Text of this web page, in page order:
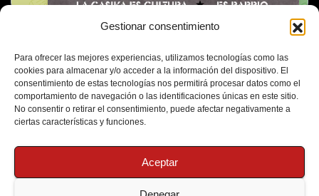
Gestionar consentimiento
Para ofrecer las mejores experiencias, utilizamos tecnologías como las
cookies para almacenar y/o acceder a la información del dispositivo. El
consentimiento de estas tecnologías nos permitirá procesar datos como el
comportamiento de navegación o las identificaciones únicas en este sitio.
No consentir o retirar el consentimiento, puede afectar negativamente a
ciertas características y funciones.
Aceptar